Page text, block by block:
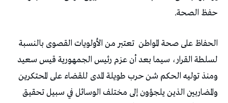
حفظ الصحة.
الحفاظ على صحة المواطن تعتبر من الأولويات القصوى بالنسبة
لسلطة القرار، سيما بعد أن عزم رئيس الجمهورية قيس سعيد
ومنذ توليه الحكم شن حرب طويلة المدى للقضاء على المحتكرين
والمضاربين الذين يلجؤون إلى مختلف الوسائل في سبيل تحقيق